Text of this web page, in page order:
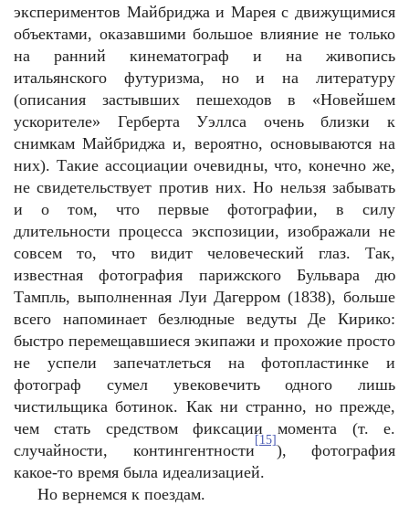
экспериментов Майбриджа и Марея с движущимися
объектами, оказавшими большое влияние не только
на ранний кинематограф и на живопись
итальянского футуризма, но и на литературу
(описания застывших пешеходов в «Новейшем
ускорителе» Герберта Уэллса очень близки к
снимкам Майбриджа и, вероятно, основываются на
них). Такие ассоциации очевидны, что, конечно же,
не свидетельствует против них. Но нельзя забывать
и о том, что первые фотографии, в силу
длительности процесса экспозиции, изображали не
совсем то, что видит человеческий глаз. Так,
известная фотография парижского Бульвара дю
Тампль, выполненная Луи Дагерром (1838), больше
всего напоминает безлюдные ведуты Де Кирико:
быстро перемещавшиеся экипажи и прохожие просто
не успели запечатлеться на фотопластинке и
фотограф сумел увековечить одного лишь
чистильщика ботинок. Как ни странно, но прежде,
чем стать средством фиксации момента (т. е.
случайности, контингентности
[15]
), фотография
какое-то время была идеализацией.
Но вернемся к поездам.